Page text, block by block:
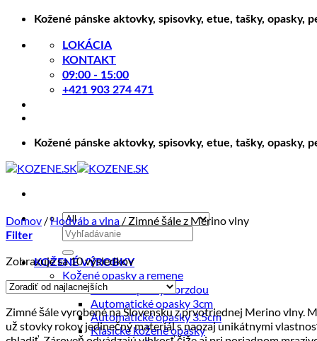
Skip
content
Kožené pánske aktovky, spisovky, etue, tašky, opasky,
LOKÁCIA
KONTAKT
09:00 - 15:00
+421 903 274 471
Kožené pánske aktovky, spisovky, etue, tašky, opasky,
Hľadať:
KOŽENÉ VÝROBKY
Kožené opasky a remene
Kožené opasky s brzdou
Automatické opasky 3cm
Automatické opasky 3.5cm
Klasické kožené opasky
Domov /Hodváb a vlna / Zimné šále z Merino vlny
Filter
Zobrazuje sa 10 výsledkovZoradené
podľa
od
najnižšej
po
Zimné šále vyrobené na Slovensku z prvotriednej Merino vlny.
už stovky rokov jedinečný materiál s naozaj unikátnymi